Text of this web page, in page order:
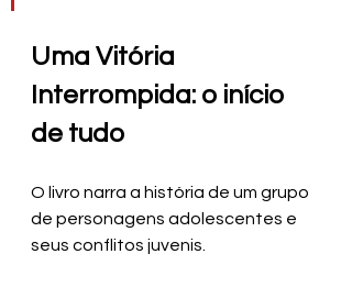
Uma Vitória
Interrompida: o início
de tudo
O livro narra a história de um grupo
de personagens adolescentes e
seus conflitos juvenis.